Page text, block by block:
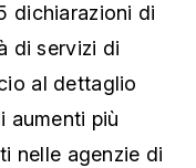
dichiarazioni di
di servizi di
al dettaglio
aumenti più
nelle agenzie di